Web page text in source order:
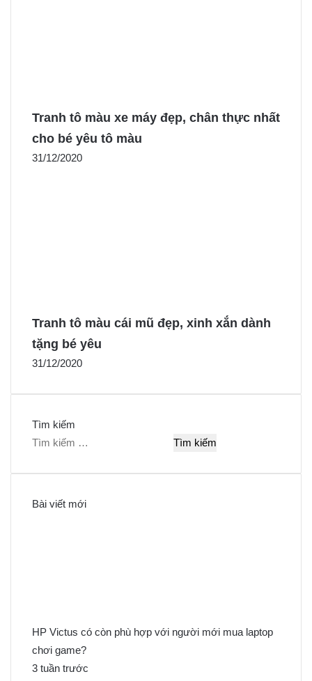
Tranh tô màu xe máy đẹp, chân thực nhất
cho bé yêu tô màu
31/12/2020
Tranh tô màu cái mũ đẹp, xinh xắn dành
tặng bé yêu
31/12/2020
Tìm kiếm
T
Bài viết mới
HP Victus có còn phù hợp với người mới mua laptop
chơi game?
3 tuần trước